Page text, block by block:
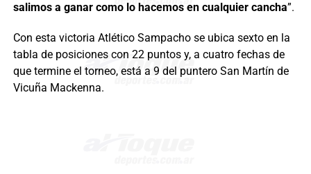
salimos a ganar como lo hacemos en cualquier cancha”.
Con esta victoria Atlético Sampacho se ubica sexto en la
tabla de posiciones con 22 puntos y, a cuatro fechas de
que termine el torneo, está a 9 del puntero San Martín de
Vicuña Mackenna.